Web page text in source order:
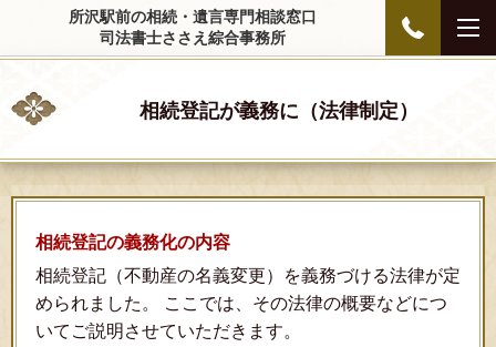
所沢駅前の相続・遺言専門相談窓口
司法書士ささえ綜合事務所
相続登記が義務に（法律制定）
相続登記の義務化の内容
相続登記（不動産の名義変更）を義務づける法律が定
められました。 ここでは、その法律の概要などにつ
いてご説明させていただきます。